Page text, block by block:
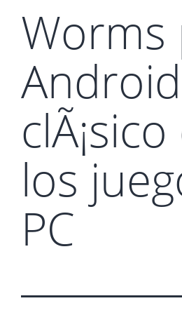
Worms
los
PC